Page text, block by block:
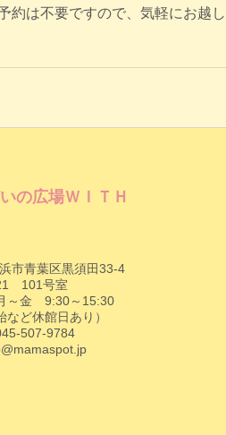
約は不要ですので、気軽にお越し
の広場ＷＩＴＨ
市青葉区黒須田33-4
101号室
～金 9:30～15:30
など休館日あり）
507-9784